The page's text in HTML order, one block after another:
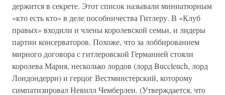
держится в секрете. Этот список называли миниатюрным
«кто есть кто» в деле пособничества Гитлеру. В «Клуб
правых» входили и члены королевской семьи, и лидеры
партии консерваторов. Похоже, что за лоббированием
мирного договора с гитлеровской Германией стояли
королева Мария, несколько лордов (лорд Buccleuch, лорд
Лондондерри) и герцог Вестминстерский, которому
симпатизировал Невилл Чемберлен. (Утверждается, что